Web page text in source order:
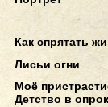
Как спрятать
Лисьи огни
Моё
Детство в